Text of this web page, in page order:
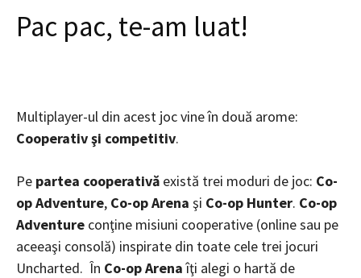
Pac pac, te-am luat!
Multiplayer-ul din acest joc vine în două arome:
Cooperativ şi competitiv.
Pe partea cooperativă există trei moduri de joc: Co-
op Adventure, Co-op Arena şi Co-op Hunter. Co-op
Adventure conţine misiuni cooperative (online sau pe
aceeaşi consolă) inspirate din toate cele trei jocuri
Uncharted. În Co-op Arenaîţi alegi o hartă de